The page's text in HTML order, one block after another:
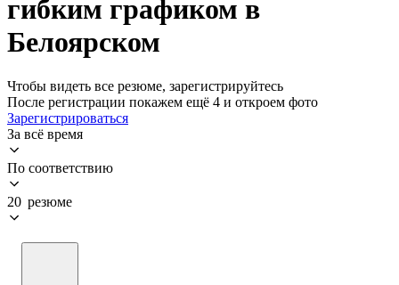
гибким графиком в
Белоярском
Чтобы видеть все резюме, зарегистрируйтесь
После регистрации покажем ещё 4 и откроем фото
Зарегистрироваться
За всё время
По соответствию
20 резюме